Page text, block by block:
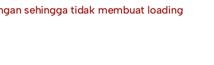
sehingga tidak membuat loading